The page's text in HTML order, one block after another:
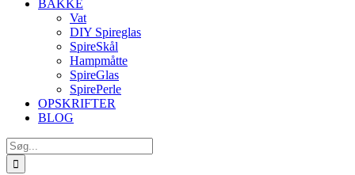
BAKKE
Vat
DIY Spireglas
SpireSkål
Hampmåtte
SpireGlas
SpirePerle
OPSKRIFTER
BLOG
Søg
efter: